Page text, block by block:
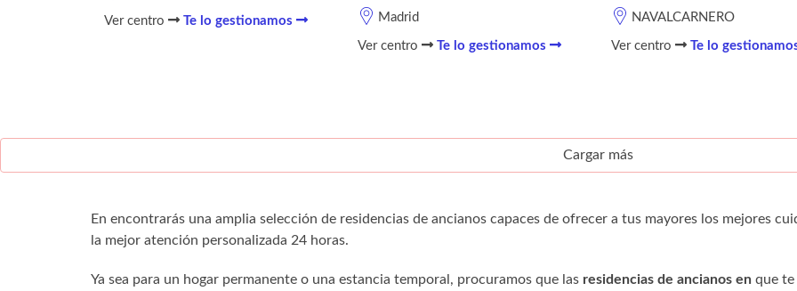
Ver centro Te lo gestionamos Madrid
Ver centro Te lo gestionamos
NAVALCARNERO
Ver centro Te lo
Cargar más
En encontrarás una amplia selección de residencias de ancianos capaces de ofrecer a tus mayores los mejores
la mejor atención personalizada 24 horas.
Ya sea para un hogar permanente o una estancia temporal, procuramos que las residencias de ancianos en que te